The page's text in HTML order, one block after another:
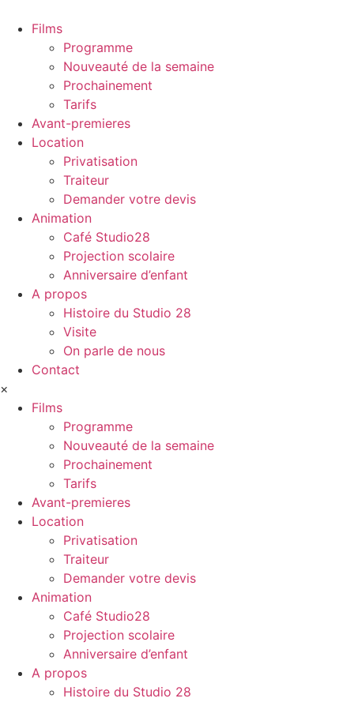
Films
Programme
Nouveauté de la semaine
Prochainement
Tarifs
Avant-premieres
Location
Privatisation
Traiteur
Demander votre devis
Animation
Café Studio28
Projection scolaire
Anniversaire d’enfant
A propos
Histoire du Studio 28
Visite
On parle de nous
Contact
×
Films
Programme
Nouveauté de la semaine
Prochainement
Tarifs
Avant-premieres
Location
Privatisation
Traiteur
Demander votre devis
Animation
Café Studio28
Projection scolaire
Anniversaire d’enfant
A propos
Histoire du Studio 28